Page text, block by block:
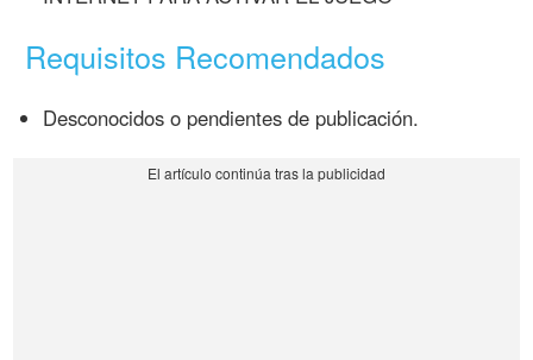
Requisitos Recomendados
Desconocidos o pendientes de publicación.